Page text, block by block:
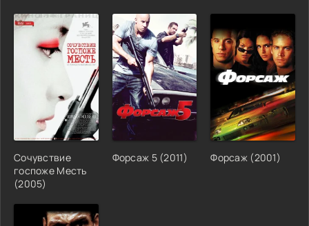
Сочувствие
госпоже Месть
(2005)
Форсаж 5 (2011) Форсаж (2001)